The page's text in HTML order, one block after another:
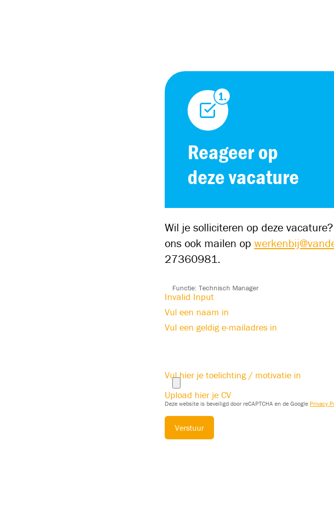
Reageer op
deze vacature
Wil je solliciteren op deze
ons ook mailen op
27360981.
Invalid Input
Vul een naam in
Vul een geldig e-mailadres in
Vul hier je toelichting / motivatie in
Upload hier je CV
Deze website is beveiligd door reCAPTCHA en de Google Privacy
Verstuur